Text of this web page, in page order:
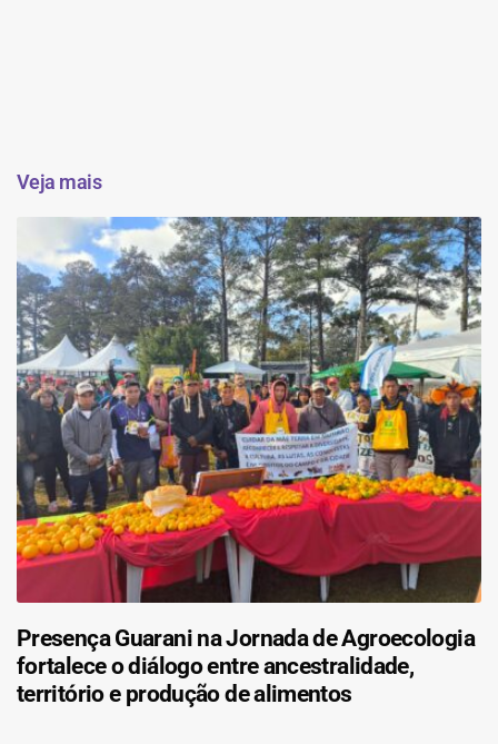
Veja mais
Presença Guarani na Jornada de Agroecologia
fortalece o diálogo entre ancestralidade,
território e produção de alimentos